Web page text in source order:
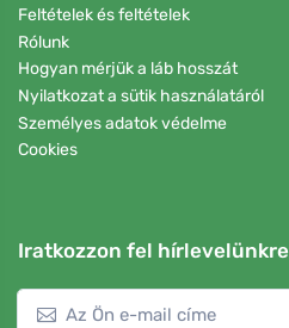
Feltételek és feltételek
Rólunk
Hogyan mérjük a láb hosszát
Nyilatkozat a sütik használatáról
Személyes adatok védelme
Cookies
Iratkozzon fel hírlevelünkre